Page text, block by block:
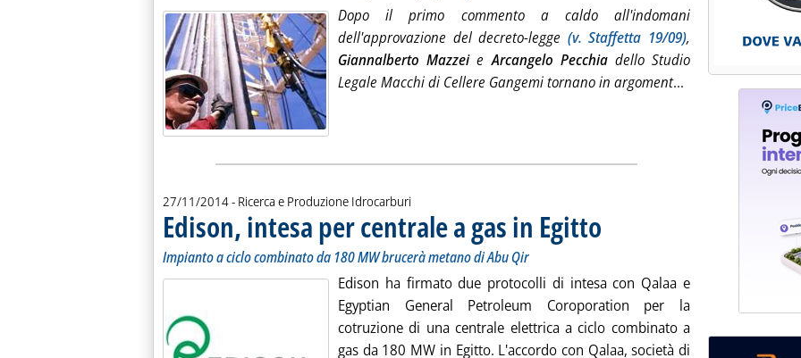
Dopo il primo commento a caldo all'indomani
dell'approvazione del decreto-legge (v. Staffetta 19/09),
Giannalberto MazzeieArcangelo Pecchiadello Studio
Legale Macchi di Cellere Gangemi tornano in argoment... Leggi tutta la
27/11/2014- Ricerca e Produzione Idrocarburi
Edison, intesa per centrale a gas in Egitto . Sottotitolo: Impianto a ciclo combinato da
. Pubblicata giovedì 27 novembre 2014 alle
Impianto a ciclo combinato da 180 MW brucerà metano di Abu Qir
Edison ha firmato due protocolli di intesa con Qalaa e
Egyptian General Petroleum Coroporation per la
cotruzione di una centrale elettrica a ciclo combinato a
gas da 180 MW in Egitto. L'accordo con Qalaa, società di